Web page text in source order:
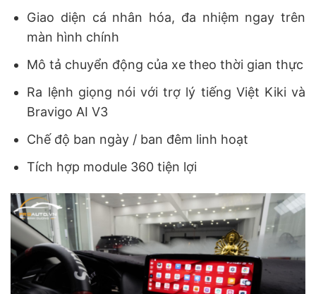
Giao diện cá nhân hóa, đa nhiệm ngay trên
màn hình chính
Mô tả chuyển động của xe theo thời gian thực
Ra lệnh giọng nói với trợ lý tiếng Việt Kiki và
Bravigo AI V3
Chế độ ban ngày / ban đêm linh hoạt
Tích hợp module 360 tiện lợi